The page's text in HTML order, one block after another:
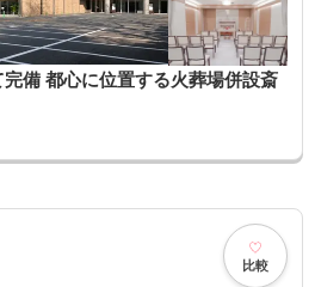
備 都心に位置する火葬場併設斎
比較